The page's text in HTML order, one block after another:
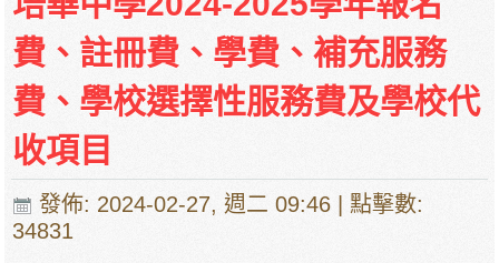
停課通知
費、註冊費、學費、補充服務
費、學校選擇性服務費及學校代
收項目
發佈: 2024-02-27, 週二 09:46 | 點擊數:
34831